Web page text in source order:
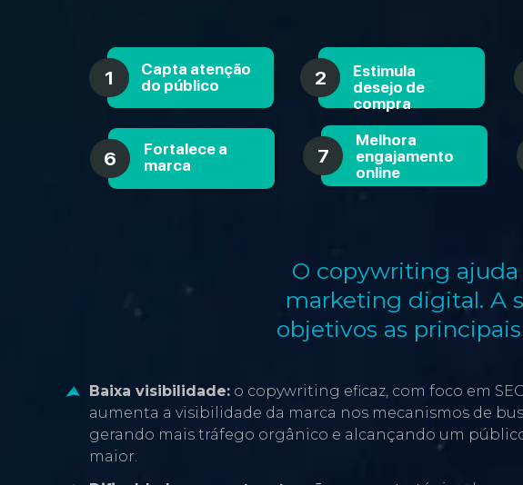
1
Capta atenção
do público
Estimula
desejo de
compra
2
Melhora
engajamento
online
7
Fortalece a
marca
6
O copywriting ajuda
marketing digital. A
objetivos as
Baixa visibilidade: o copywriting eficaz, com foco em
aumenta a visibilidade da marca nos mecanismos de
gerando mais tráfego orgânico e alcançando um
maior.